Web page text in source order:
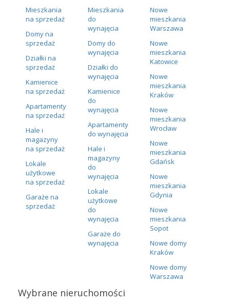
Mieszkania
na sprzedaż
Domy na
sprzedaż
Działki na
sprzedaż
Kamienice
na sprzedaż
Apartamenty
na sprzedaż
Hale i
magazyny
na sprzedaż
Lokale
użytkowe
na sprzedaż
Garaże na
sprzedaż
Mieszkania
do
wynajęcia
Domy do
wynajęcia
Działki do
wynajęcia
Kamienice
do
wynajęcia
Apartamenty
do wynajęcia
Hale i
magazyny
do
wynajęcia
Lokale
użytkowe
do
wynajęcia
Garaże do
wynajęcia
Nowe
mieszkania
Warszawa
Nowe
mieszkania
Katowice
Nowe
mieszkania
Kraków
Nowe
mieszkania
Wrocław
Nowe
mieszkania
Gdańsk
Nowe
mieszkania
Gdynia
Nowe
mieszkania
Sopot
Nowe domy
Kraków
Nowe domy
Warszawa
Wybrane nieruchomości